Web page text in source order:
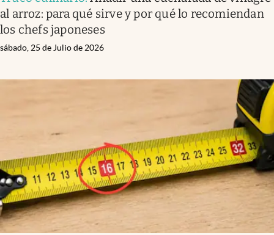
al arroz: para qué sirve y por qué lo recomiendan
los chefs japoneses
sábado, 25 de Julio de 2026